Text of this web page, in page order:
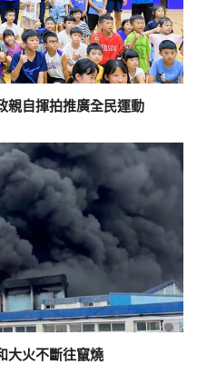
自揮拍推廣全民運動
大火不斷往竄燒